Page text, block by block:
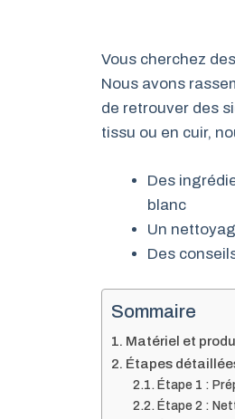
Vous cherchez
Nous avons
de retrouver des
tissu ou en cuir,
Des
blanc
Un
Des
Sommaire
Matériel et
Étapes
Étape 1 :
Étape 2 :